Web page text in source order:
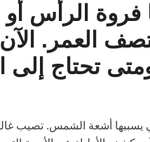
الرأس أو
العمر.
تحتاج إلى